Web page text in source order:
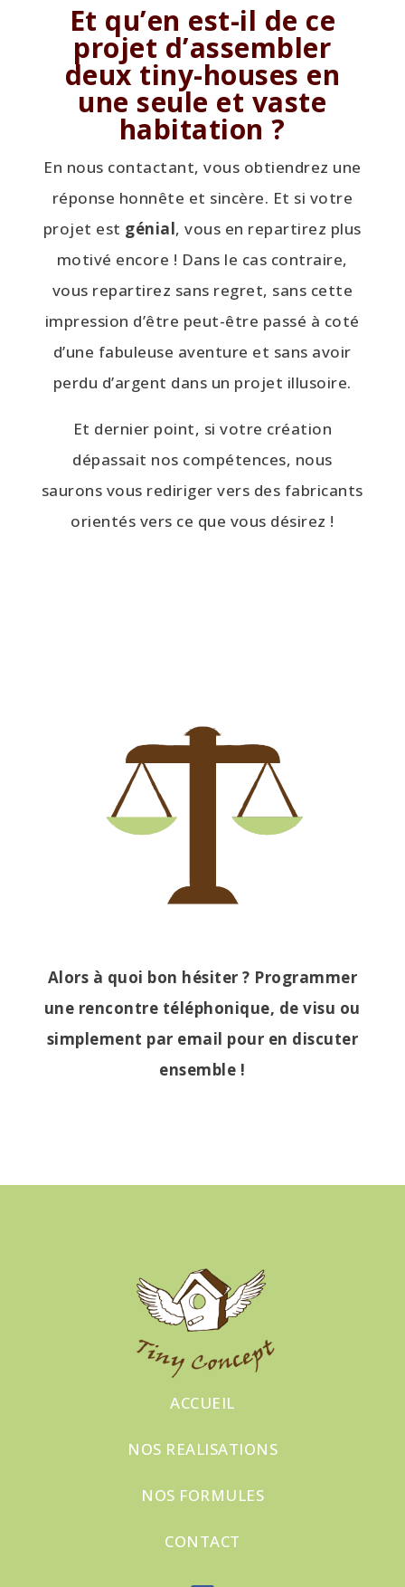
Et qu’en est-il de ce
projet d’assembler
deux tiny-houses en
une seule et vaste
habitation ?
En nous contactant, vous obtiendrez une
réponse honnête et sincère. Et si votre
projet est génial, vous en repartirez plus
motivé encore ! Dans le cas contraire,
vous repartirez sans regret, sans cette
impression d’être peut-être passé à coté
d’une fabuleuse aventure et sans avoir
perdu d’argent dans un projet illusoire.
Et dernier point, si votre création
dépassait nos compétences, nous
saurons vous rediriger vers des fabricants
orientés vers ce que vous désirez !
Alors à quoi bon hésiter ? Programmer
une rencontre téléphonique, de visu ou
simplement par email pour en discuter
ensemble !
ACCUEIL
NOS REALISATIONS
NOS FORMULES
CONTACT